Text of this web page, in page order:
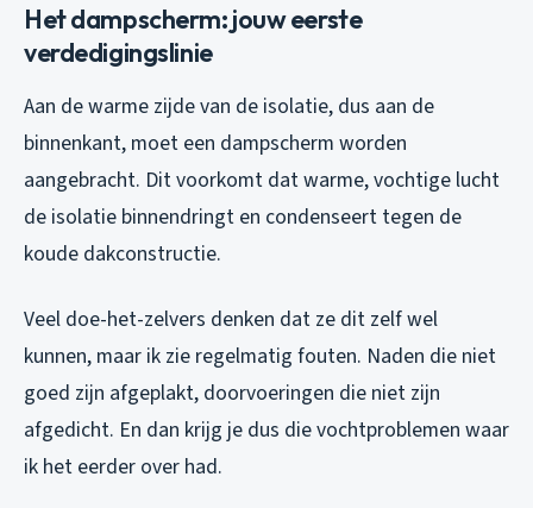
Het dampscherm: jouw eerste
verdedigingslinie
Aan de warme zijde van de isolatie, dus aan de
binnenkant, moet een dampscherm worden
aangebracht. Dit voorkomt dat warme, vochtige lucht
de isolatie binnendringt en condenseert tegen de
koude dakconstructie.
Veel doe-het-zelvers denken dat ze dit zelf wel
kunnen, maar ik zie regelmatig fouten. Naden die niet
goed zijn afgeplakt, doorvoeringen die niet zijn
afgedicht. En dan krijg je dus die vochtproblemen waar
ik het eerder over had.